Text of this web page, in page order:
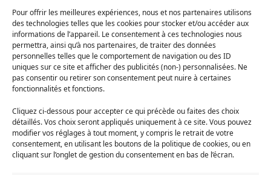
Pour offrir les meilleures expériences, nous et nos partenaires utilisons
des technologies telles que les cookies pour stocker et/ou accéder aux
informations de l’appareil. Le consentement à ces technologies nous
permettra, ainsi qu’à nos partenaires, de traiter des données
personnelles telles que le comportement de navigation ou des ID
uniques sur ce site et afficher des publicités (non-) personnalisées. Ne
pas consentir ou retirer son consentement peut nuire à certaines
fonctionnalités et fonctions.
Cliquez ci-dessous pour accepter ce qui précède ou faites des choix
détaillés. Vos choix seront appliqués uniquement à ce site. Vous pouvez
modifier vos réglages à tout moment, y compris le retrait de votre
consentement, en utilisant les boutons de la politique de cookies, ou en
cliquant sur l’onglet de gestion du consentement en bas de l’écran.
Avis
Guide de tailles
Une Pièce Emblématique : LeSweat
Totoro Japonais
Fabriqué en Europe
Personnage : Totoro
Genre : Unisexe
Matière : 50% coton, 50% polyester